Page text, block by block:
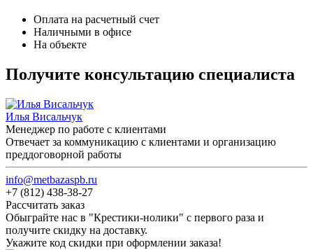
Оплата на расчетный счет
Наличными в офисе
На объекте
Получите консультацию специалиста
Илья Висальчук
Менеджер по работе с клиентами
Отвечает за коммуникацию с клиентами и организацию
преддоговорной работы
info@metbazaspb.ru
+7 (812) 438-38-27
Рассчитать заказ
Обыграйте нас в "Крестики-нолики" с первого раза и
получите скидку на доставку.
Укажите код скидки при оформлении заказа!